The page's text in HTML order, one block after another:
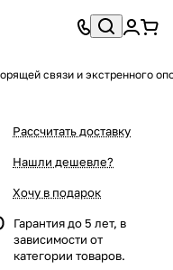
связи и экстренного
Рассчитать доставку
Нашли дешевле?
Хочу в подарок
Гарантия до 5 лет, в
зависимости от
категории товаров.